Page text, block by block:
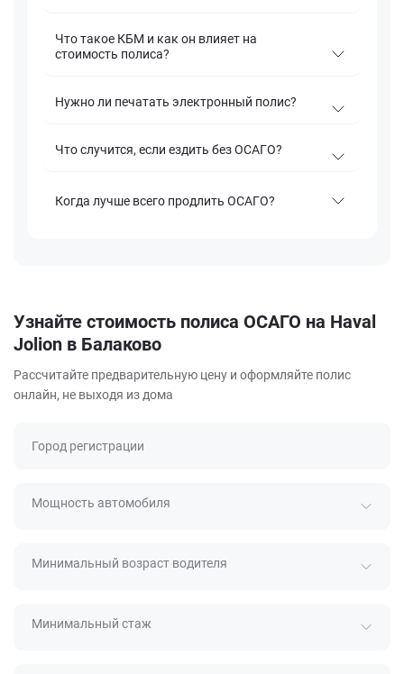
Что такое КБМ и как он влияет на
стоимость полиса?
Нужно ли печатать электронный полис?
Что случится, если ездить без ОСАГО?
Когда лучше всего продлить ОСАГО?
Узнайте стоимость полиса ОСАГО на Haval
Jolion в Балаково
Рассчитайте предварительную цену и оформляйте полис
онлайн, не выходя из дома
Город регистрации
Мощность автомобиля
Минимальный возраст водителя
Минимальный стаж